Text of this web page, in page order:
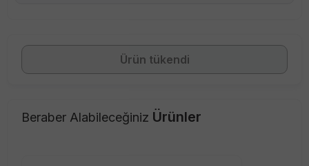
Ürün tükendi
Beraber Alabileceğiniz Ürünler